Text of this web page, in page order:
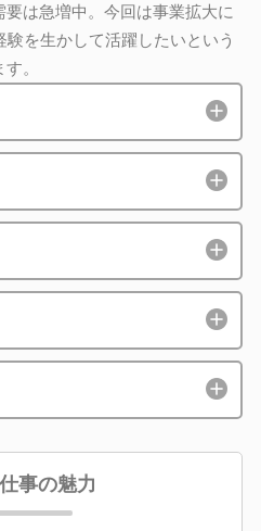
は急増中。今回は事業拡大に
を生かして活躍したいという
。
事の魅力